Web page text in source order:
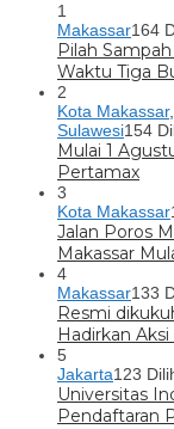
1
Makassar164
Pilah
Waktu Tiga
2
Kota Makassar,
Sulawesi154
Mulai 1
Pertamax
3
Kota Makassar
Jalan Poros
Makassar
4
Makassar133
Resmi
Hadirkan
5
Jakarta123
Universitas
Pendaftaran